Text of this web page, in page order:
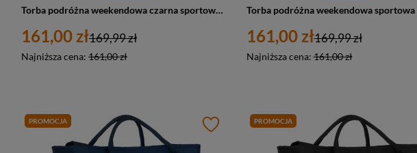
Torba podróżna weekendowa czarna sportowa Peterson
161,00 zł
Najniższa cena: 161,00 zł
169,99 zł 161,00 zł
Najniższa cena:161,00 zł
169,99 zł
PROMOCJA PROMOCJA